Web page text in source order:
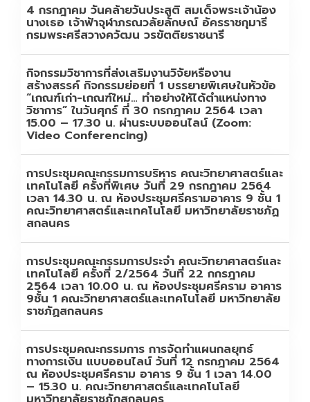
4 กรกฎาคม วันคล้ายวันประสูติ สมเด็จพระเจ้าน้อง
นางเธอ เจ้าฟ้าจุฬาภรณวลัยลักษณ์ อัครราชกุมารี
กรมพระศรีสวางควัฒน วรขัตติยราชนารี
กิจกรรมวิชาการที่ส่งเสริมงานวิจัยหรืองาน
สร้างสรรค์ กิจกรรมย่อยที่ 1 บรรยายพิเศษในหัวข้อ
“เกณฑ์เก่า-เกณฑ์ใหม่… ทำอย่างให้ได้ตำแหน่งทาง
วิชาการ” ในวันศุกร์ ที่ 30 กรกฎาคม 2564 เวลา
15.00 – 17.30 น. ผ่านระบบออนไลน์ (Zoom:
Video Conferencing)
การประชุมคณะกรรมการบริหาร คณะวิทยาศาสตร์และ
เทคโนโลยี ครั้งที่พิเศษ วันที่ 29 กรกฎาคม 2564
เวลา 14.30 น. ณ ห้องประชุมศรีครามอาคาร 9 ชั้น 1
คณะวิทยาศาสตร์และเทคโนโลยี มหาวิทยาลัยราชภัฏ
สกลนคร
การประชุมคณะกรรมการประจำ คณะวิทยาศาสตร์และ
เทคโนโลยี ครั้งที่ 2/2564 วันที่ 22 กกรฎาคม
2564 เวลา 10.00 น. ณ ห้องประชุมศรีคราม อาคาร
9ชั้น 1 คณะวิทยาศาสตร์และเทคโนโลยี มหาวิทยาลัย
ราชภัฏสกลนคร
การประชุมคณะกรรมการ การจัดทำแผนกลยุทธ์
ทางการเงิน แบบออนไลน์ วันที่ 12 กรกฎาคม 2564
ณ ห้องประชุมศรีคราม อาคาร 9 ชั้น 1 เวลา 14.00
– 15.30 น. คณะวิทยาศาสตร์และเทคโนโลยี